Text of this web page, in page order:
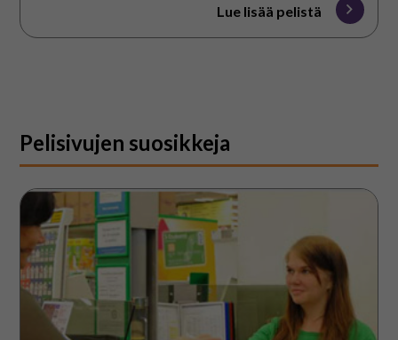
Lue lisää pelistä
Pelisivujen suosikkeja
Papumarket